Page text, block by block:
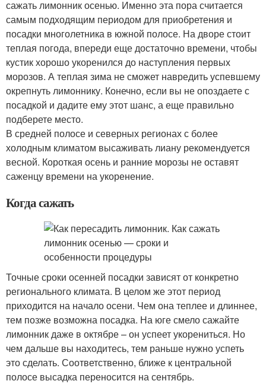
сажать лимонник осенью. Именно эта пора считается
самым подходящим периодом для приобретения и
посадки многолетника в южной полосе. На дворе стоит
теплая погода, впереди еще достаточно времени, чтобы
кустик хорошо укоренился до наступления первых
морозов. А теплая зима не сможет навредить успевшему
окрепнуть лимоннику. Конечно, если вы не опоздаете с
посадкой и дадите ему этот шанс, а еще правильно
подберете место.
В средней полосе и северных регионах с более
холодным климатом высаживать лиану рекомендуется
весной. Короткая осень и ранние морозы не оставят
саженцу времени на укоренение.
Когда сажать
Точные сроки осенней посадки зависят от конкретно
регионального климата. В целом же этот период
приходится на начало осени. Чем она теплее и длиннее,
тем позже возможна посадка. На юге смело сажайте
лимонник даже в октябре – он успеет укорениться. Но
чем дальше вы находитесь, тем раньше нужно успеть
это сделать. Соответственно, ближе к центральной
полосе высадка переносится на сентябрь.